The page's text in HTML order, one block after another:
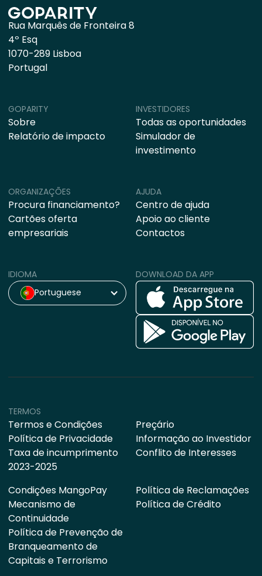
Rua Marquês de Fronteira 8
4º Esq
1070-289 Lisboa
Portugal
ORGANIZAÇÕES
Procura financiamento?
Cartões oferta
empresariais
AJUDA
Centro de ajuda
Apoio ao cliente
Contactos
GOPARITY
Sobre
Relatório de impacto
INVESTIDORES
Todas as oportunidades
Simulador de
investimento
IDIOMA
Portuguese
DOWNLOAD DA APP
TERMOS
Termos e Condições
Política de Privacidade
Taxa de incumprimento
2023-2025
Preçário
Informação ao Investidor
Conflito de Interesses
Condições MangoPay
Mecanismo de
Continuidade
Política de Prevenção de
Branqueamento de
Capitais e Terrorismo
Política de Reclamações
Política de Crédito